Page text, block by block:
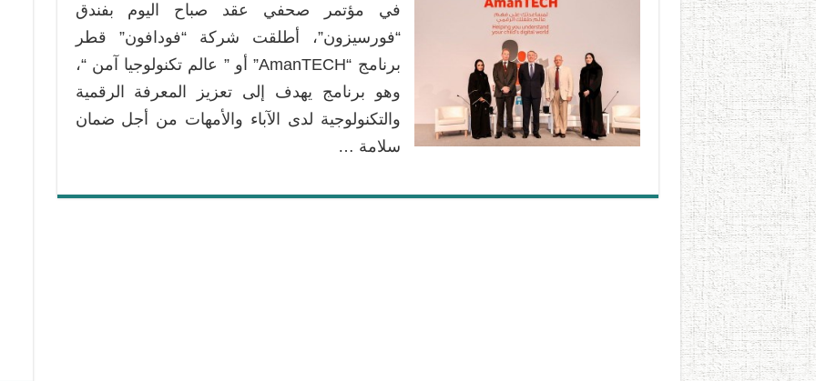
قطر
تطلق
برنامج
تك”
AmanTECH
في مؤتمر صحفي عقد صباح اليوم بفندق
“فورسيزون”، أطلقت شركة “فودافون” قطر
برنامج “AmanTECH” أو ” عالم تكنولوجيا آمن “،
وهو برنامج يهدف إلى تعزيز المعرفة الرقمية
والتكنولوجية لدى الآباء والأمهات من أجل ضمان
سلامة …